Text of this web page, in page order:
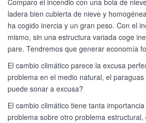
Comparo el incendio con una bola de
ladera bien cubierta de nieve y
ha cogido inercia y un gran peso. Con el
mismo, sin una estructura variada coge
pare. Tendremos que generar economía
El cambio climático parece la excusa
problema en el medio natural, el
puede sonar a excusa?
El cambio climático tiene tanta
problema sobre otro problema